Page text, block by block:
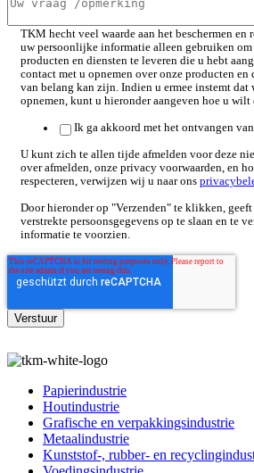
TKM hecht veel waarde aan het beschermen
uw persoonlijke informatie alleen gebruiken om
producten en diensten te leveren die u hebt
contact met u opnemen over onze producten
van belang kan zijn. Indien u ermee instemt
opnemen, kunt u hieronder aangeven hoe u
Ik ga akkoord met het ontvangen
U kunt zich te allen tijde afmelden voor deze
over afmelden, onze privacy voorwaarden, en
respecteren, verwijzen wij u naar ons
Door hieronder op "Verzenden" te klikken,
verstrekte persoonsgegevens op te slaan en te
informatie te voorzien.
Papierindustrie
Houtindustrie
Grafische en verpakkingsindustrie
Metaalindustrie
Kunststof-, rubber- en